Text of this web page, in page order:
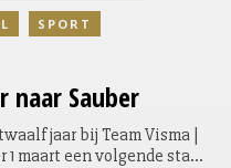
naar Sauber
jaar bij Team Visma |
1 maart een volgende stap
SPORT